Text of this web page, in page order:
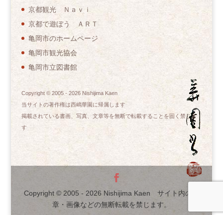
京都観光 Ｎａｖｉ
京都で遊ぼう ＡＲＴ
亀岡市のホームページ
亀岡市観光協会
亀岡市立図書館
Copyright © 2005 - 2026Nishijima Kaen
当サイトの著作権は西嶋華園に帰属します
掲載されている書画、写真、文章等を無断で転載することを固く禁じま
す
Copyright © 2005 - 2026 Nishijima Kaen サイト内の文
章・画像などの無断転載を禁じます。